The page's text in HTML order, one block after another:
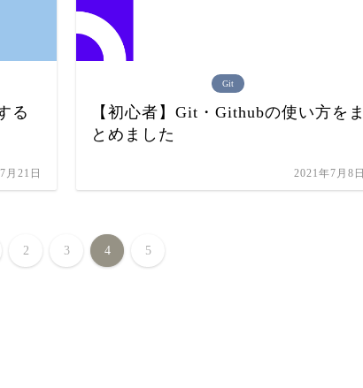
る
月21日
Git
【初心者】Git・Githubの使い方をま
とめました
2021年7月8日
2 3 4 5